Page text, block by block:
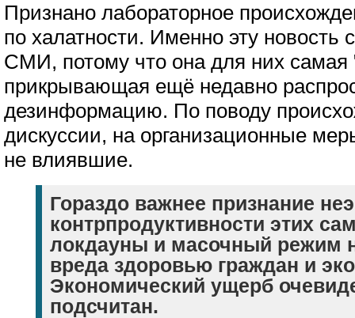
Признано лабораторное
по халатности. Именно эту новость
СМИ, потому что она для них самая
прикрывающая ещё недавно
дезинформацию. По поводу
дискуссии, на организационные
не влиявшие.
Гораздо важнее признание
контрпродуктивности этих
локдауны и масочный режим
вреда здоровью граждан и
Экономический ущерб
подсчитан.